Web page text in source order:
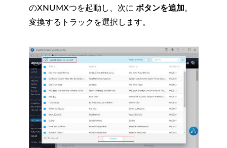
のXNUMXつを起動し、次に ボタンを追加。
変換するトラックを選択します。